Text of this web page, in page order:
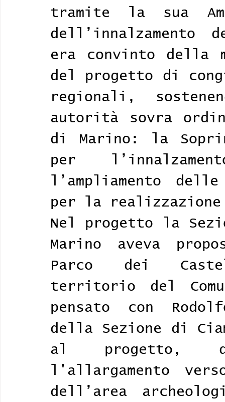
tramite la sua
era convinto della
del progetto di
regionali,
autorità sovra
di Marino: la
per
l’ampliamento
per la
Nel progetto la
Marino aveva
Parco dei
territorio del
pensato con
della Sezione di
al progetto,
l'allargamento
dell’area